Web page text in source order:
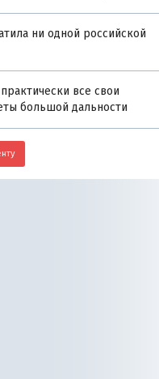
ни одной российской
все свои
большой дальности